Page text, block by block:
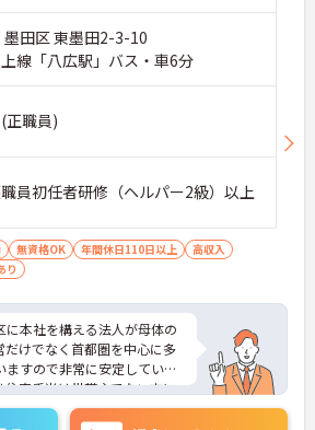
墨田区 東墨田2-3-10
線「八広駅」バス・車6分
正職員)
員初任者研修（ヘルパー2級）以上
無資格OK 年間休日110日以上
高収入
り
に本社を構える法人が母体の
だけでなく首都圏を中心に多
ますので非常に安定していま
住宅手当は世帯主でない方に
はお子様が18歳になるまで支